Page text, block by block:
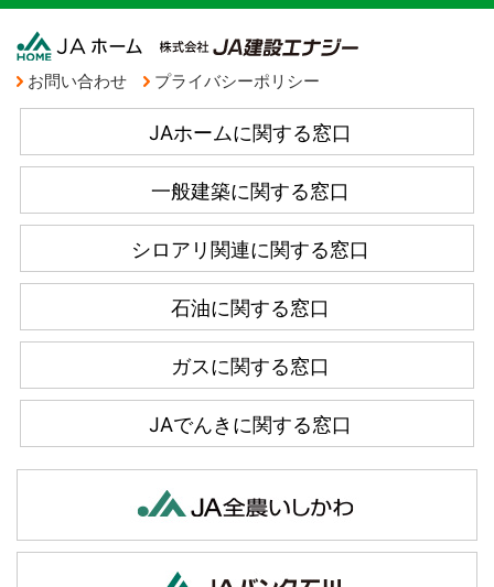
お問い合わせ プライバシーポリシー
JAホームに関する窓口
一般建築に関する窓口
シロアリ関連に関する窓口
石油に関する窓口
ガスに関する窓口
JAでんきに関する窓口